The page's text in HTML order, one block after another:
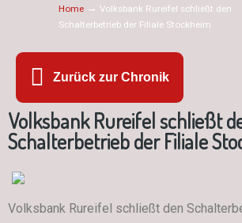
Home → Volksbank Rureifel schließt den
Schalterbetrieb der Filiale Stockheim
Zurück zur Chronik
Volksbank Rureifel schließt
Schalterbetrieb der Filiale
Volksbank Rureifel schließt den